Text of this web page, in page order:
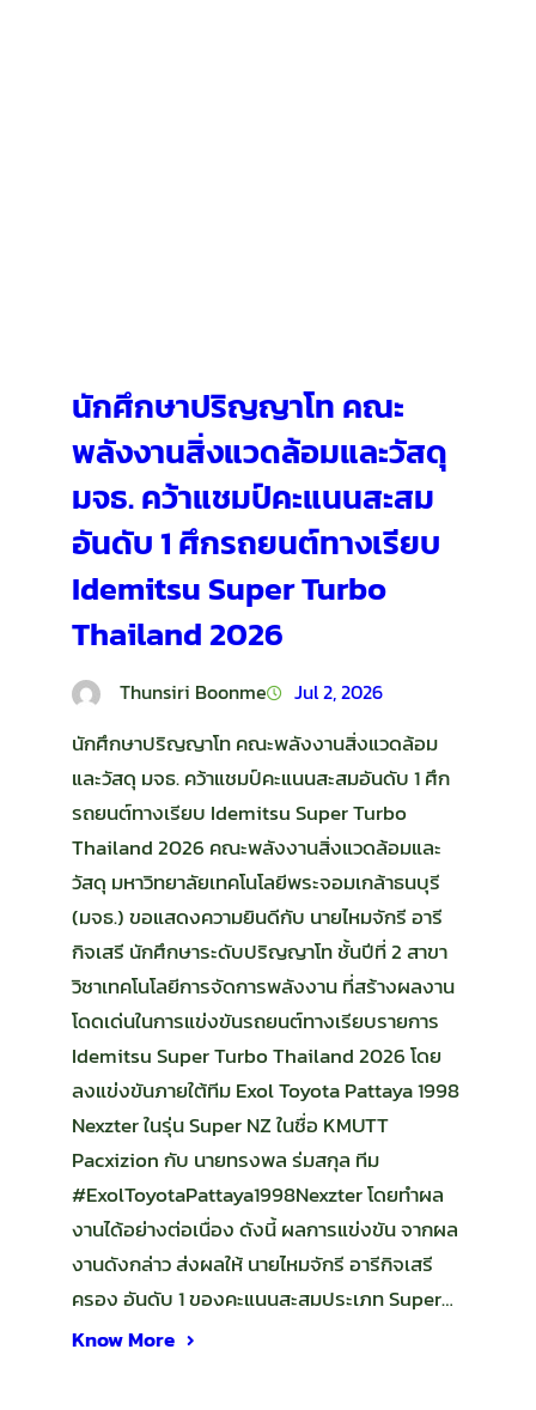
นักศึกษาปริญญาโท คณะ
พลังงานสิ่งแวดล้อมและวัสดุ
มจธ. คว้าแชมป์คะแนนสะสม
อันดับ 1 ศึกรถยนต์ทางเรียบ
Idemitsu Super Turbo
Thailand 2026
Thunsiri Boonme Jul 2, 2026
นักศึกษาปริญญาโท คณะพลังงานสิ่งแวดล้อม
และวัสดุ มจธ. คว้าแชมป์คะแนนสะสมอันดับ 1 ศึก
รถยนต์ทางเรียบ Idemitsu Super Turbo
Thailand 2026 คณะพลังงานสิ่งแวดล้อมและ
วัสดุ มหาวิทยาลัยเทคโนโลยีพระจอมเกล้าธนบุรี
(มจธ.) ขอแสดงความยินดีกับ นายไหมจักรี อารี
กิจเสรี นักศึกษาระดับปริญญาโท ชั้นปีที่ 2 สาขา
วิชาเทคโนโลยีการจัดการพลังงาน ที่สร้างผลงาน
โดดเด่นในการแข่งขันรถยนต์ทางเรียบรายการ
Idemitsu Super Turbo Thailand 2026 โดย
ลงแข่งขันภายใต้ทีม Exol Toyota Pattaya 1998
Nexzter ในรุ่น Super NZ ในชื่อ KMUTT
Pacxizion กับ นายทรงพล ร่มสกุล ทีม
#ExolToyotaPattaya1998Nexzter โดยทำผล
งานได้อย่างต่อเนื่อง ดังนี้ ผลการแข่งขัน จากผล
งานดังกล่าว ส่งผลให้ นายไหมจักรี อารีกิจเสรี
ครอง อันดับ 1 ของคะแนนสะสมประเภท Super…
Know More